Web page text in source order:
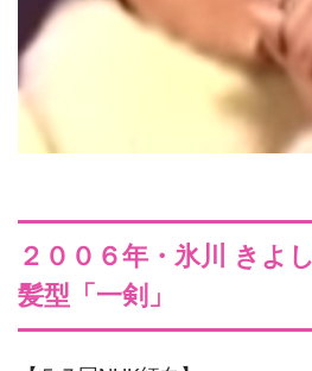
２００６年・氷川 きよ
髪型「一剣」